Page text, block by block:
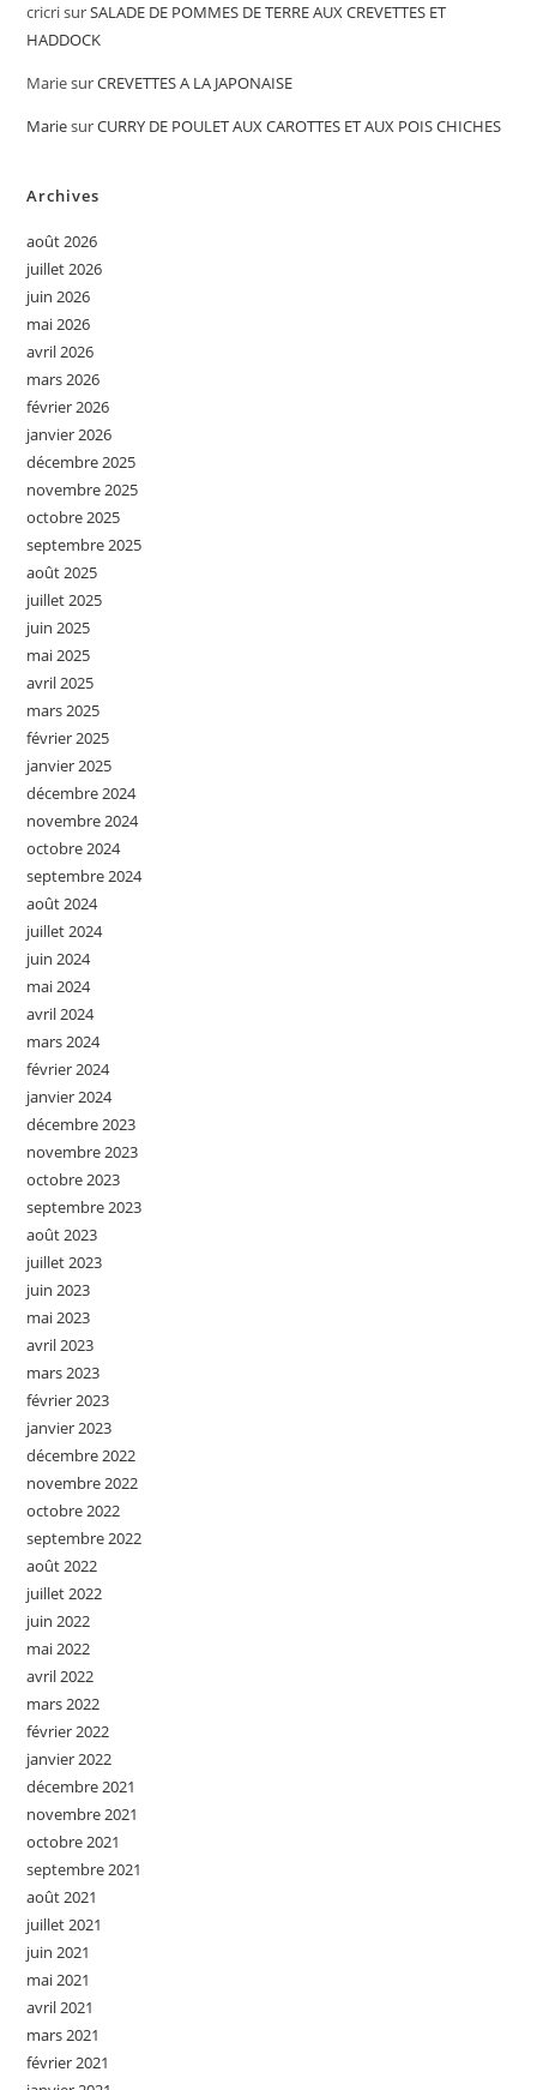
cricrisurSALADE DE POMMES DE TERRE AUX CREVETTES ET
HADDOCK
MariesurCREVETTES A LA JAPONAISE
MariesurCURRY DE POULET AUX CAROTTES ET AUX POIS CHICHES
Archives
août 2026
juillet 2026
juin 2026
mai 2026
avril 2026
mars 2026
février 2026
janvier 2026
décembre 2025
novembre 2025
octobre 2025
septembre 2025
août 2025
juillet 2025
juin 2025
mai 2025
avril 2025
mars 2025
février 2025
janvier 2025
décembre 2024
novembre 2024
octobre 2024
septembre 2024
août 2024
juillet 2024
juin 2024
mai 2024
avril 2024
mars 2024
février 2024
janvier 2024
décembre 2023
novembre 2023
octobre 2023
septembre 2023
août 2023
juillet 2023
juin 2023
mai 2023
avril 2023
mars 2023
février 2023
janvier 2023
décembre 2022
novembre 2022
octobre 2022
septembre 2022
août 2022
juillet 2022
juin 2022
mai 2022
avril 2022
mars 2022
février 2022
janvier 2022
décembre 2021
novembre 2021
octobre 2021
septembre 2021
août 2021
juillet 2021
juin 2021
mai 2021
avril 2021
mars 2021
février 2021